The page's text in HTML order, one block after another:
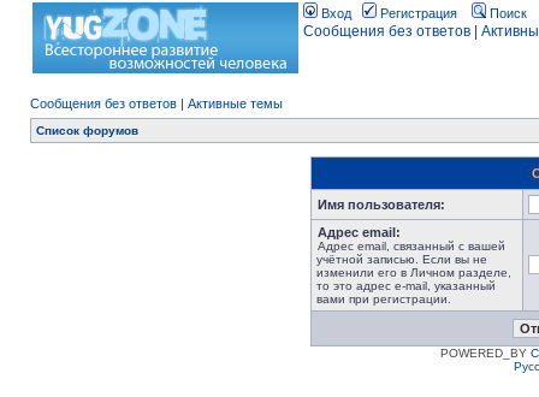
Вход Регистрация Поиск
Сообщения без ответов
Сообщения без ответов | Активные темы
Список форумов
Имя пользователя:
Адрес email:
Адрес email, связанный с вашей
учётной записью. Если вы не
изменили его в Личном разделе,
то это адрес e-mail, указанный
вами при регистрации.
POWERED_BY